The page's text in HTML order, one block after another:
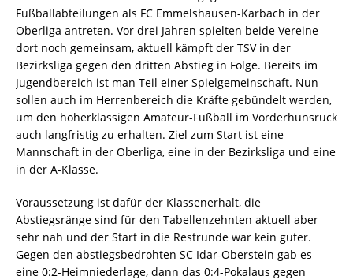
Fußballabteilungen als FC Emmelshausen-Karbach in der
Oberliga antreten. Vor drei Jahren spielten beide Vereine
dort noch gemeinsam, aktuell kämpft der TSV in der
Bezirksliga gegen den dritten Abstieg in Folge. Bereits im
Jugendbereich ist man Teil einer Spielgemeinschaft. Nun
sollen auch im Herrenbereich die Kräfte gebündelt werden,
um den höherklassigen Amateur-Fußball im Vorderhunsrück
auch langfristig zu erhalten. Ziel zum Start ist eine
Mannschaft in der Oberliga, eine in der Bezirksliga und eine
in der A-Klasse.
Voraussetzung ist dafür der Klassenerhalt, die
Abstiegsränge sind für den Tabellenzehnten aktuell aber
sehr nah und der Start in die Restrunde war kein guter.
Gegen den abstiegsbedrohten SC Idar-Oberstein gab es
eine 0:2-Heimniederlage, dann das 0:4-Pokalaus gegen